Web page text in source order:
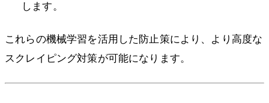
します。
これらの機械学習を活用した防止策により、より高度な
スクレイピング対策が可能になります。